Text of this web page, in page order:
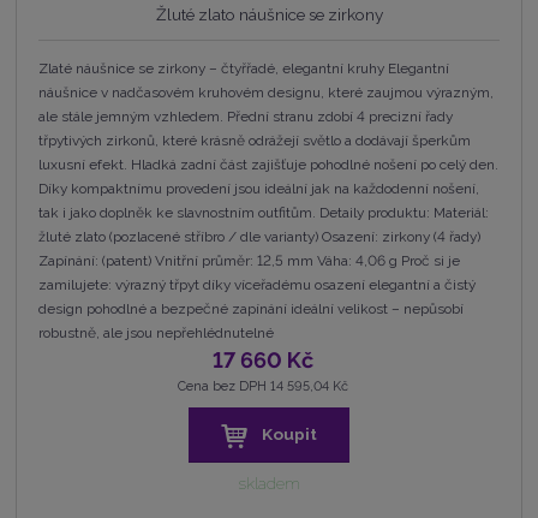
Žluté zlato náušnice se zirkony
Zlaté náušnice se zirkony – čtyřřadé, elegantní kruhy Elegantní
náušnice v nadčasovém kruhovém designu, které zaujmou výrazným,
ale stále jemným vzhledem. Přední stranu zdobí 4 precizní řady
třpytivých zirkonů, které krásně odrážejí světlo a dodávají šperkům
luxusní efekt. Hladká zadní část zajišťuje pohodlné nošení po celý den.
Díky kompaktnímu provedení jsou ideální jak na každodenní nošení,
tak i jako doplněk ke slavnostním outfitům. Detaily produktu: Materiál:
žluté zlato (pozlacené stříbro / dle varianty) Osazení: zirkony (4 řady)
Zapínání: (patent) Vnitřní průměr: 12,5 mm Váha: 4,06 g Proč si je
zamilujete: výrazný třpyt díky víceřadému osazení elegantní a čistý
design pohodlné a bezpečné zapínání ideální velikost – nepůsobí
robustně, ale jsou nepřehlédnutelné
17 660 Kč
Cena bez DPH 14 595,04 Kč
Koupit
skladem